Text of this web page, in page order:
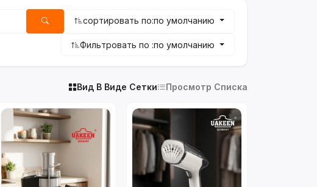
сортировать по:по умолчанию
Фильтровать по :по умолчанию
Вид В Виде Сетки Просмотр Списка